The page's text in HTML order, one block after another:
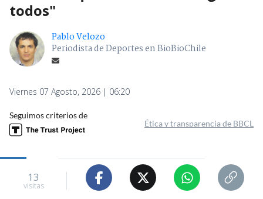
todos"
Pablo Velozo
Periodista de Deportes en BioBioChile
Viernes 07 Agosto, 2026 | 06:20
Seguimos criterios de
Ética y transparencia de BBCL
13
visitas